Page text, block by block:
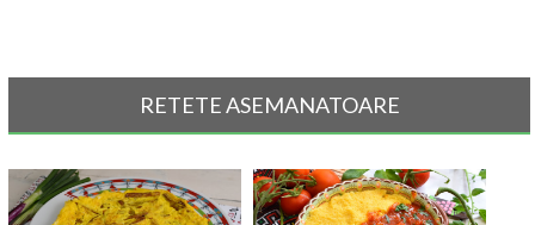
RETETE ASEMANATOARE